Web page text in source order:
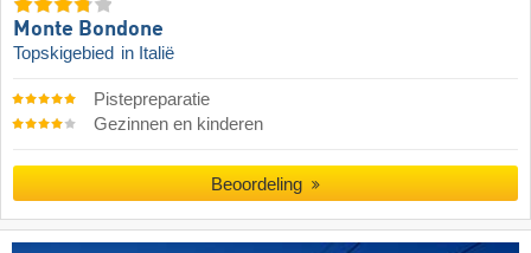
Monte Bondone
Topskigebied in Italië
Pistepreparatie
Gezinnen en kinderen
Beoordeling